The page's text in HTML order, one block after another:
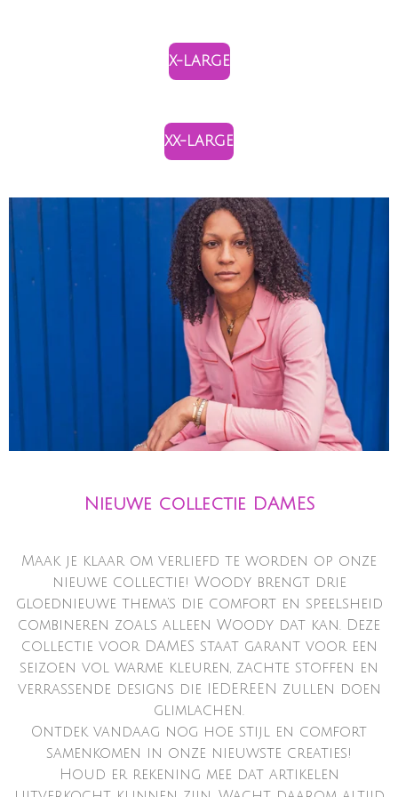
X-LARGE
XX-LARGE
Nieuwe collectie DAMES
Maak je klaar om verliefd te worden op onze
nieuwe collectie! Woody brengt drie
gloednieuwe thema’s die comfort en speelsheid
combineren zoals alleen Woody dat kan. Deze
collectie voor DAMES staat garant voor een
seizoen vol warme kleuren, zachte stoffen en
verrassende designs die IEDEREEN zullen doen
glimlachen.
Ontdek vandaag nog hoe stijl en comfort
samenkomen in onze nieuwste creaties!
Houd er rekening mee dat artikelen